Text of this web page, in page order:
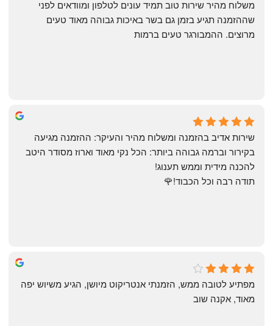
May Azulay
a month ago
מרוצים. ההמבורגר טעים ברמות
michal gottfried
4 months ago
להכנה מידית וממש תענוג!
תודה רבה וכל הכבוד!🌹
מאוד, אקנה שוב